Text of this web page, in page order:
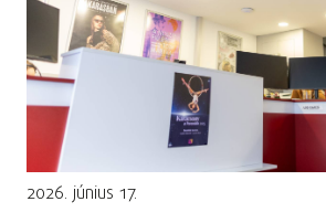
2026. június 17.